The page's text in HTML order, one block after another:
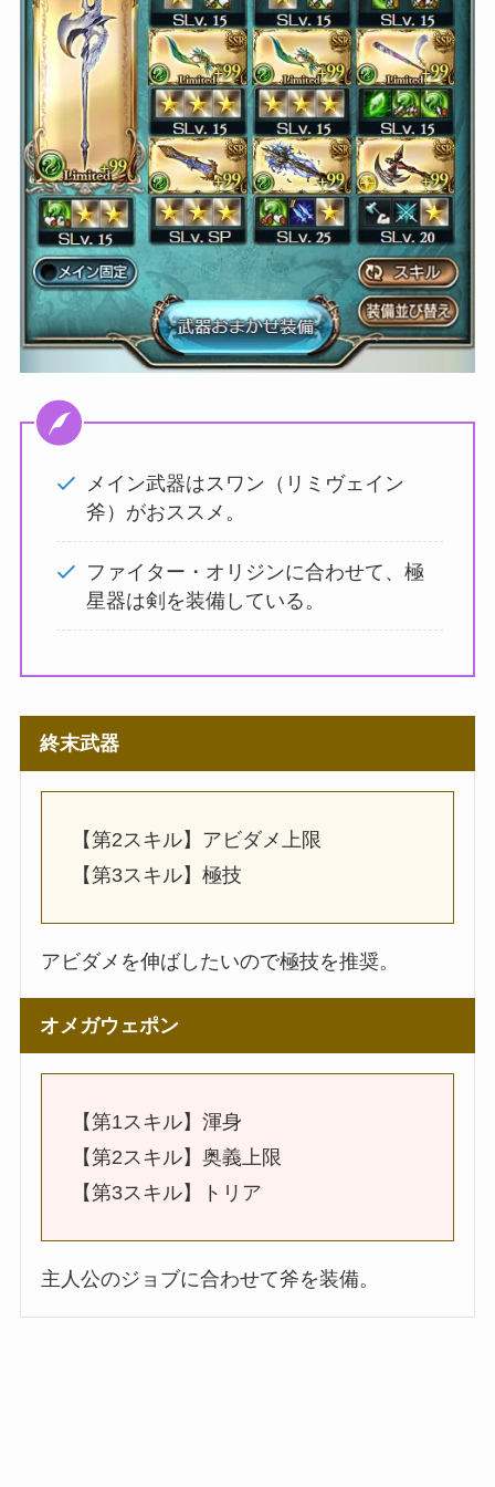
メイン武器はスワン（リミヴェイン
斧）がおススメ。
ファイター・オリジンに合わせて、極
星器は剣を装備している。
終末武器
【第2スキル】アビダメ上限
【第3スキル】極技
アビダメを伸ばしたいので極技を推奨。
オメガウェポン
【第1スキル】渾身
【第2スキル】奥義上限
【第3スキル】トリア
主人公のジョブに合わせて斧を装備。